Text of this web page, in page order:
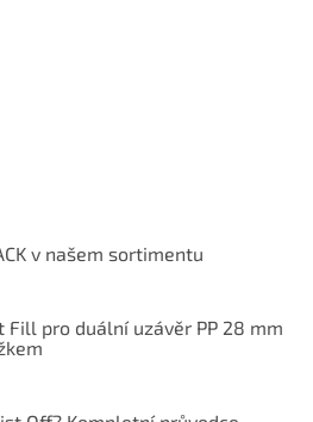
v našem sortimentu
pro duální uzávěr PP 28 mm